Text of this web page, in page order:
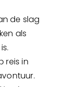
de slag
als
reis in